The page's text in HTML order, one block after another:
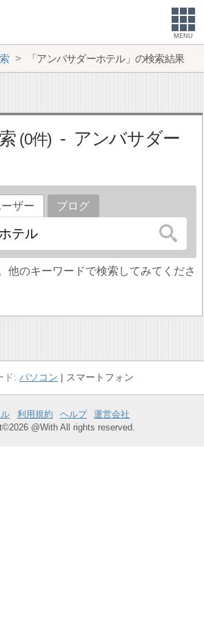
MENU
「アンバサダーホテル」の検索結果
0
アンバサダー
ザー ブログ
他のキーワードで検索してみてくださ
パソコン スマートフォン
利用規約 ヘルプ
運営会社
@With All rights reserved.